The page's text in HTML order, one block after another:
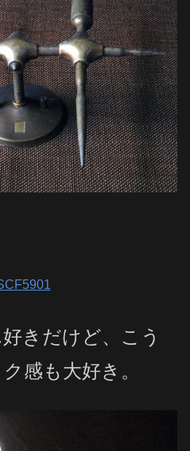
きだけど、こう
感も大好き。